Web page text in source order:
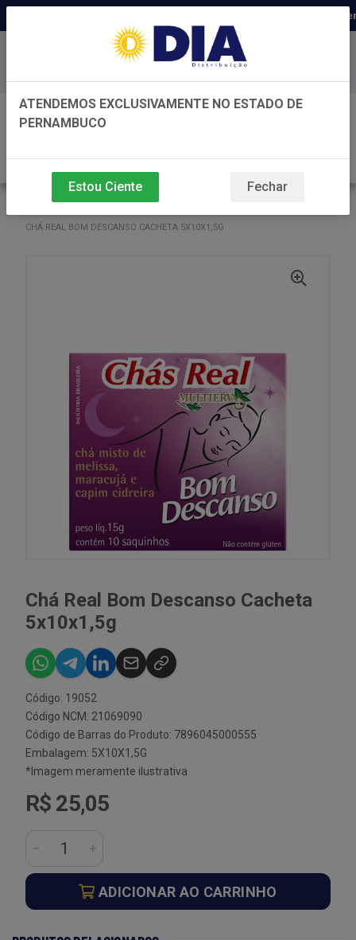
Distribuidora há 22 anos em
Baixe já nosso APP
CHÁ REAL BOM DESCANSO CACHETA 5X10X1,5G
Chá Real Bom Descanso Cacheta
5x10x1,5g
Código: 19052
Código NCM: 21069090
Código de Barras do Produto: 7896045000555
Embalagem: 5X10X1,5G
*Imagem meramente ilustrativa
R$ 25,05
ADICIONAR AO CARRINHO
ATENDEMOS EXCLUSIVAMENTE NO ESTADO DE
PERNAMBUCO
Estou Ciente Fechar